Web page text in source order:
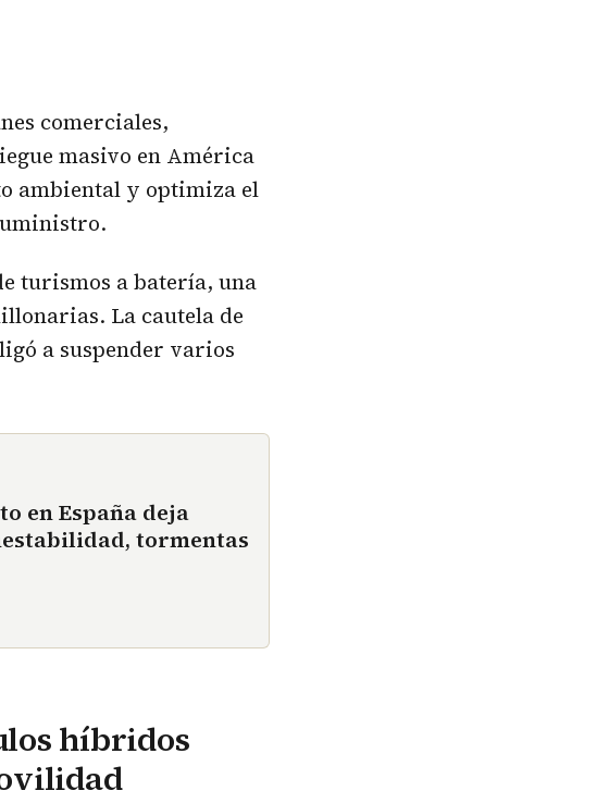
comerciales,
masivo en América
ambiental y optimiza el
turismos a batería, una
La cautela de
a suspender varios
en España deja
tormentas
híbridos